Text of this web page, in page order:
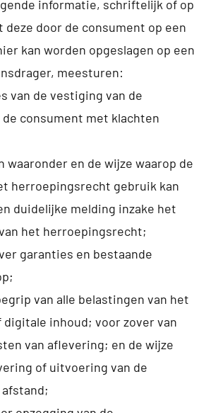
informatie, schriftelijk of op
deze door de consument op een
kan worden opgeslagen op een
meesturen:
van de vestiging van de
consument met klachten
waaronder en de wijze waarop de
herroepingsrecht gebruik kan
duidelijke melding inzake het
het herroepingsrecht;
garanties en bestaande
van alle belastingen van het
inhoud; voor zover van
van aflevering; en de wijze
of uitvoering van de